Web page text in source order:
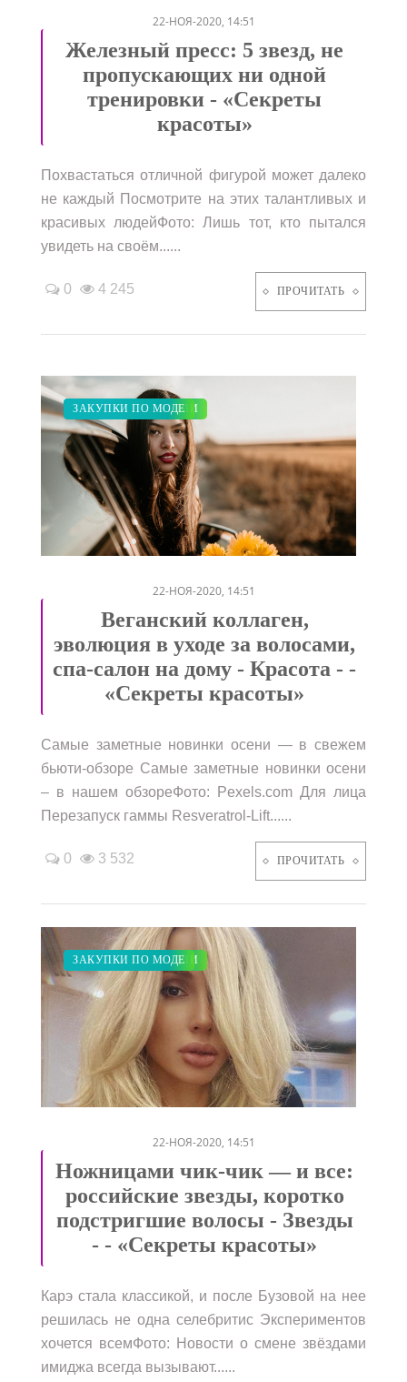
22-НОЯ-2020, 14:51
Железный пресс: 5 звезд, не
пропускающих ни одной
тренировки - «Секреты
красоты»
Похвастаться отличной фигурой может далеко
не каждый Посмотрите на этих талантливых и
красивых людейФото: Лишь тот, кто пытался
увидеть на своём......
0 4 245 ПРОЧИТАТЬ
МОДНЫЕ ТЕНДЕНЦИИ
ПОКАЗЫ
КРАСОТА
СВАДЬБА
ЗАКУПКИ ПО МОДЕ
22-НОЯ-2020, 14:51
Веганский коллаген,
эволюция в уходе за волосами,
спа-салон на дому - Красота - -
«Секреты красоты»
Самые заметные новинки осени — в свежем
бьюти-обзоре Самые заметные новинки осени
– в нашем обзореФото: Pexels.com Для лица
Перезапуск гаммы Resveratrol-Lift......
0 3 532 ПРОЧИТАТЬ
МОДНЫЕ ТЕНДЕНЦИИ
ПОКАЗЫ
/
КРАСОТА
/
СВАДЬБА
/
ЗАКУПКИ ПО МОДЕ
22-НОЯ-2020, 14:51
Ножницами чик-чик — и все:
российские звезды, коротко
подстригшие волосы - Звезды
- - «Секреты красоты»
Карэ стала классикой, и после Бузовой на нее
решилась не одна селебритис Экспериментов
хочется всемФото: Новости о смене звёздами
имиджа всегда вызывают......